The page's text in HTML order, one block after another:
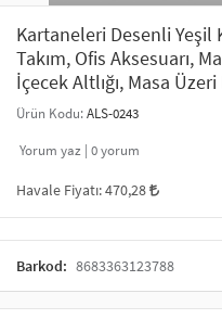
ŞAL VE FULAR
ODA KOKUSU VE MUM
Kartaneleri Desenli Yeşil
Takım, Ofis Aksesuarı,
İçecek Altlığı, Masa
Ürün Kodu:ALS-0243
Yorum yaz | 0yorum
Havale Fiyatı:470,28
Barkod: 8683363123788